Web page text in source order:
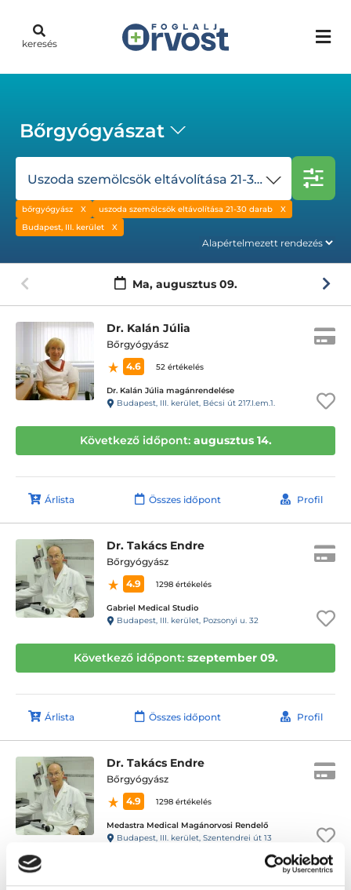
keresés
Bőrgyógyászat
Uszoda szemölcsök eltávolítása 21-30 darab
bőrgyógyász
uszoda szemölcsök eltávolítása 21-30 darab
Budapest, III. kerület
Ma, augusztus 09.
Dr. Kalán Júlia
Bőrgyógyász
4.6
52 értékelés
Dr. Kalán Júlia magánrendelése
Budapest, III. kerület, Bécsi út 217.I.em.1.
Következő időpont: augusztus 14.
Árlista Összes időpont Profil
Dr. Takács Endre
Bőrgyógyász
4.9
1298 értékelés
Gabriel Medical Studio
Budapest, III. kerület, Pozsonyi u. 32
Következő időpont: szeptember 09.
Árlista Összes időpont Profil
Dr. Takács Endre
Bőrgyógyász
4.9
1298 értékelés
Medastra Medical Magánorvosi Rendelő
Budapest, III. kerület, Szentendrei út 13